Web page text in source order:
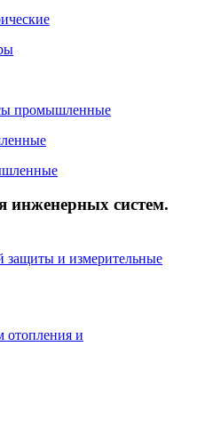
промышленные
инженерных систем.
защиты и измерительные
отопления и